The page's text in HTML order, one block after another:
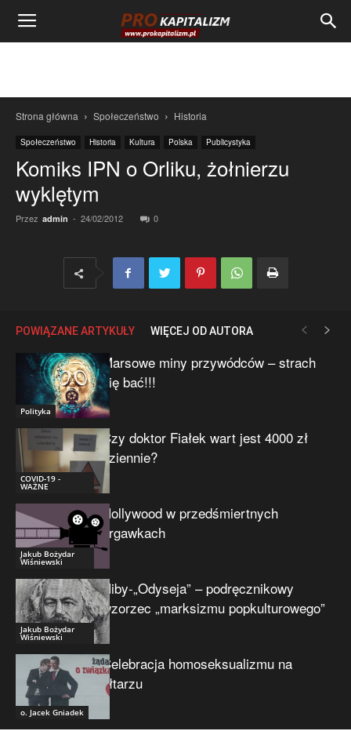
Strona główna Społeczeństwo Historia
Społeczeństwo Historia Kultura Polska Publicystyka
Komiks IPN o Orliku, żołnierzu
wyklętym
Przez admin - 24/02/2012 0
POWIĄZANE ARTYKUŁY WIĘCEJ OD AUTORA
Polityka
Marsowe miny przywódców – strach
się bać!!!
COVID-19 -
WAŻNE
Czy doktor Fiałek wart jest 4000 zł
dziennie?
Jakub Bożydar
Wiśniewski
Hollywood w przedśmiertnych
drgawkach
Jakub Bożydar
Wiśniewski
Niby-„Odyseja” – podręcznikowy
wzorzec „marksizmu popkulturowego”
o. Jacek Gniadek
Celebracja homoseksualizmu na
ołtarzu